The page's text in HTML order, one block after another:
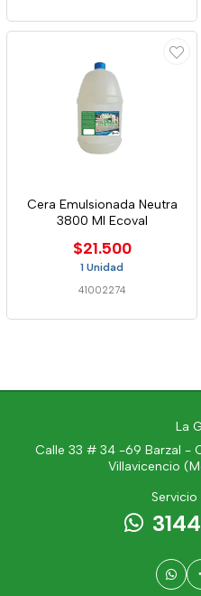
Cera Emulsionada Neutra
3800 Ml Ecoval
$21.500
1 Unidad
41002274
La
Calle 33 # 34 -69 Barzal -
Villavicencio
Servicio